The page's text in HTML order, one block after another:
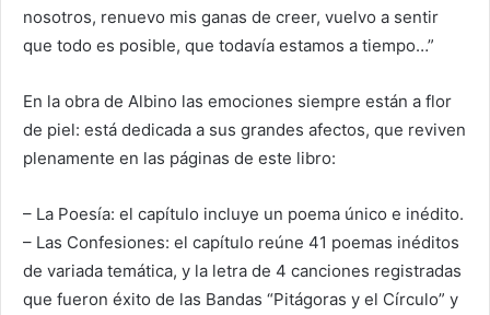
nosotros, renuevo mis ganas de creer, vuelvo a sentir
que todo es posible, que todavía estamos a tiempo…”
En la obra de Albino las emociones siempre están a flor
de piel: está dedicada a sus grandes afectos, que reviven
plenamente en las páginas de este libro:
– La Poesía: el capítulo incluye un poema único e inédito.
– Las Confesiones: el capítulo reúne 41 poemas inéditos
de variada temática, y la letra de 4 canciones registradas
que fueron éxito de las Bandas “Pitágoras y el Círculo” y